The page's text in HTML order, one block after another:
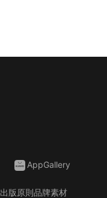
AppGallery
出版原則品牌素材